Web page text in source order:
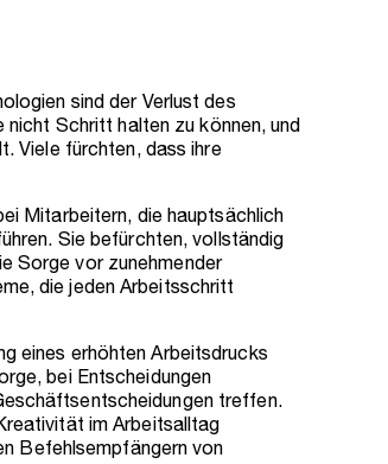
sind der Verlust des
Schritt halten zu können, und
Viele fürchten, dass ihre
Mitarbeitern, die hauptsächlich
Sie befürchten, vollständig
Sorge vor zunehmender
die jeden Arbeitsschritt
eines erhöhten Arbeitsdrucks
bei Entscheidungen
treffen.
im Arbeitsalltag
Befehlsempfängern von